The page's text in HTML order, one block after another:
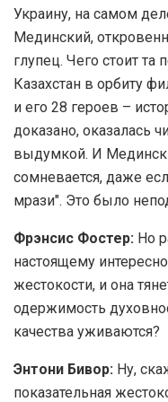
Украину, на самом
Мединский,
глупец. Чего стоит та
Казахстан в орбиту
и его 28 героев –
доказано, оказалась
выдумкой. И
сомневается, даже
мрази". Это было
Фрэнсис Фостер: Но
настоящему
жестокости, и она
одержимость
качества уживаются?
Энтони Бивор: Ну,
показательная